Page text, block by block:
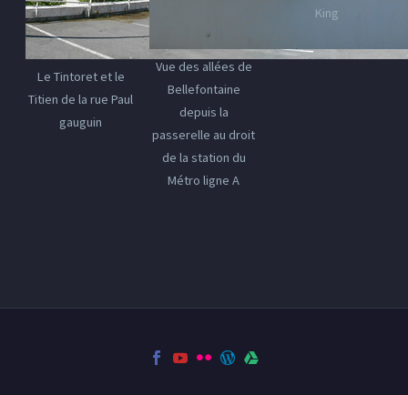
Le Tintoret et le
Titien de la rue Paul
gauguin
Vue des allées de
Bellefontaine
depuis la
passerelle au droit
de la station du
Métro ligne A
King